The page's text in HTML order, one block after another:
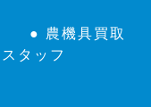
● 農機具買取
タッフ